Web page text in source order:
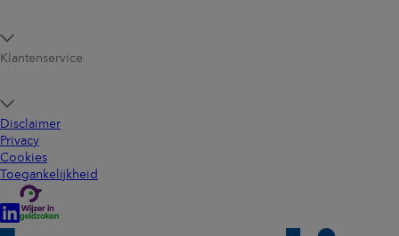
Klantenservice
Disclaimer
Privacy
Cookies
Toegankelijkheid